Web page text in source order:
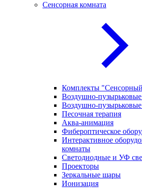
Сенсорная комната
Комплекты
Воздушно-
Воздушно-
Песочная терапия
Аква-анимация
Фибероптическое
Интерактивное
комнаты
Светодиодные и УФ
Проекторы
Зеркальные шары
Ионизация